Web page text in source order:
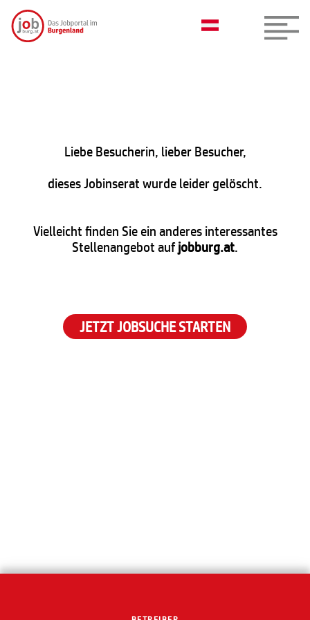
Liebe Besucherin, lieber Besucher,
dieses Jobinserat wurde leider gelöscht.
Vielleicht finden Sie ein anderes interessantes
Stellenangebot aufjobburg.at.
JETZT JOBSUCHE STARTEN